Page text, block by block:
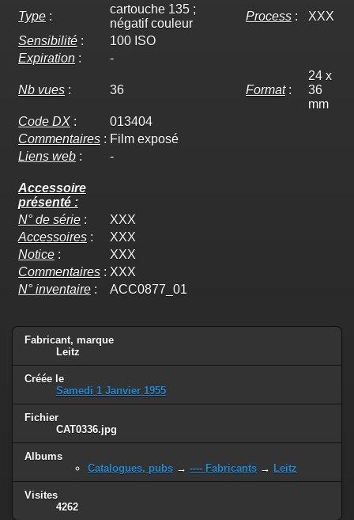
Type :
cartouche 135 ;
négatif couleur
Process :
XXX
Sensibilité :
100 ISO
Expiration : -
Nb vues : 36 Format:
24 x
36
mm
Code DX :
013404
Commentaires : Film exposé
Liens web : -
Accessoire
présenté :
N° de série :
XXX
Accessoires :
XXX
Notice :
XXX
Commentaires : XXX
N° inventaire : ACC0877_01
Fabricant, marque
Leitz
Créée le
Samedi 1 Janvier 1955
Fichier
CAT0336.jpg
Albums
Catalogues, pubs → ---- Fabricants → Leitz
Visites
4262